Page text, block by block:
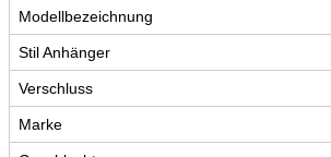
Modellbezeichnung
Stil Anhänger
Verschluss
Marke